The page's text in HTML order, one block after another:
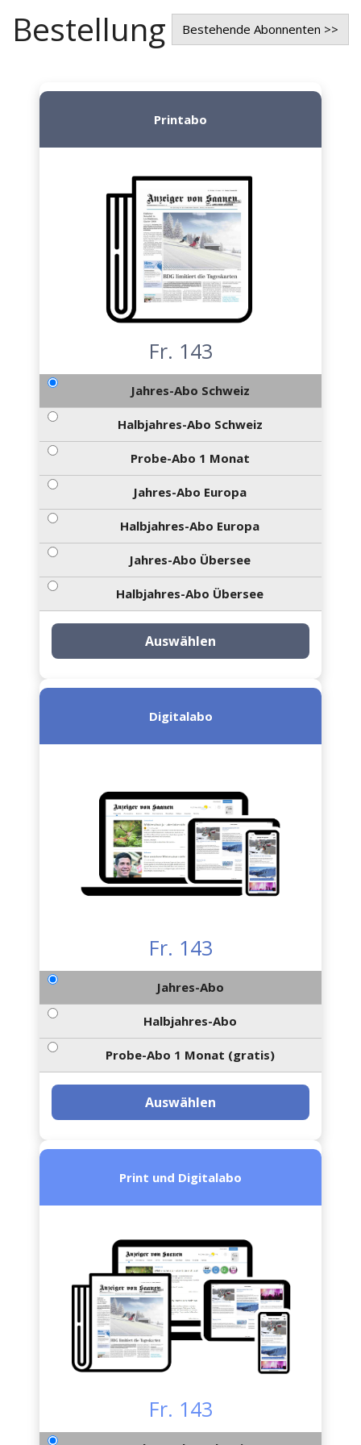
Bestellung Bestehende Abonnenten >>
Printabo
Fr. 143
Jahres-Abo Schweiz
Halbjahres-Abo Schweiz
Probe-Abo 1 Monat
Jahres-Abo Europa
Halbjahres-Abo Europa
Jahres-Abo Übersee
Halbjahres-Abo Übersee
Auswählen
Digitalabo
Fr. 143
Jahres-Abo
Halbjahres-Abo
Probe-Abo 1 Monat (gratis)
Auswählen
Print und Digitalabo
Fr. 143